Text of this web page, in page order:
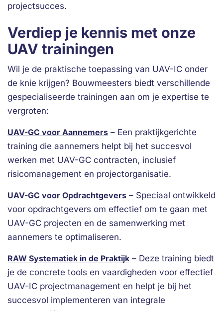
projectsucces.
Verdiep je kennis met onze
UAV trainingen
Wil je de praktische toepassing van UAV-IC onder
de knie krijgen? Bouwmeesters biedt verschillende
gespecialiseerde trainingen aan om je expertise te
vergroten:
UAV-GC voor Aannemers – Een praktijkgerichte
training die aannemers helpt bij het succesvol
werken met UAV-GC contracten, inclusief
risicomanagement en projectorganisatie.
UAV-GC voor Opdrachtgevers – Speciaal ontwikkeld
voor opdrachtgevers om effectief om te gaan met
UAV-GC projecten en de samenwerking met
aannemers te optimaliseren.
RAW Systematiek in de Praktijk – Deze training biedt
je de concrete tools en vaardigheden voor effectief
UAV-IC projectmanagement en helpt je bij het
succesvol implementeren van integrale